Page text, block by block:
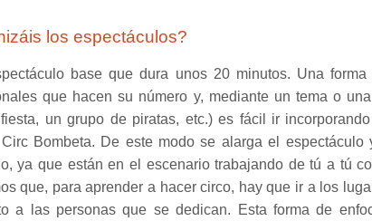
los espectáculos?
base que dura unos 20 minutos. Una
que hacen su número y, mediante un tema o
un grupo de piratas, etc.) es fácil ir
Bombeta. De este modo se alarga el espectáculo
ya que están en el escenario trabajando de tú a tú
que, para aprender a hacer circo, hay que ir a los
a las personas que se dedican. Esta forma de